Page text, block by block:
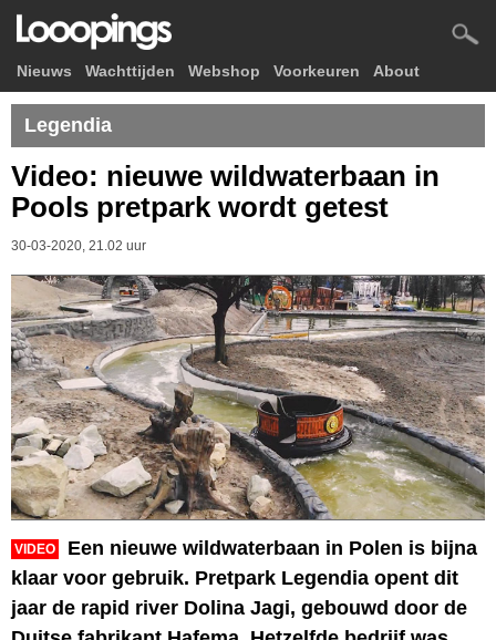
Nieuws Wachttijden Webshop Voorkeuren About
Legendia
Video: nieuwe wildwaterbaan in
Pools pretpark wordt getest
30-03-2020, 21.02 uur
VIDEO
Een nieuwe wildwaterbaan in Polen is bijna
klaar voor gebruik. Pretpark Legendia opent dit
jaar de rapid river Dolina Jagi, gebouwd door de